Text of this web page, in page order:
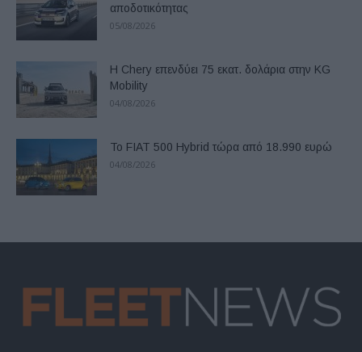
αποδοτικότητας
05/08/2026
Η Chery επενδύει 75 εκατ. δολάρια στην KG
Mobility
04/08/2026
Το FIAT 500 Hybrid τώρα από 18.990 ευρώ
04/08/2026